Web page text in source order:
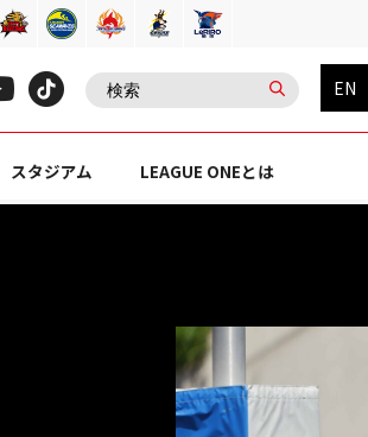
EN
スタジアム LEAGUE ONEとは